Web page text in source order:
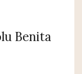
Benita